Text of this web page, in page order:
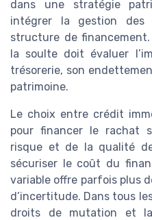
dans une stratégie
intégrer la gestion
structure de
la soulte doit évaluer
trésorerie, son
patrimoine.
Le choix entre crédit
pour financer le rachat
risque et de la qualité
sécuriser le coût du
variable offre parfois plus
d’incertitude. Dans tous
droits de mutation et